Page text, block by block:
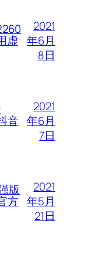
虚
2021
年6月
8日
音
2021
年6月
7日
版
方
2021
年5月
21日